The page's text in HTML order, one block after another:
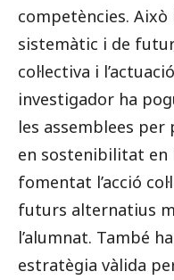
competències.
sistemàtic i de
col·lectiva i
investigador ha
les assemblees
en sostenibilitat en
fomentat l’acció
futurs alternatius
l’alumnat. També
estratègia vàlida